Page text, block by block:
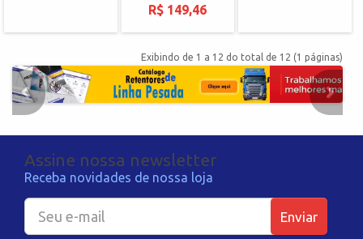
R$ 149,46
Exibindo de 1 a 12 do total de 12 (1 páginas)
Assine nossa newsletter
Receba novidades de nossa loja
Enviar